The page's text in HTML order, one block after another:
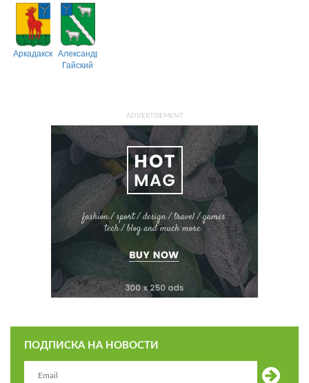
АркадакскийАлександрово-
Гайский
ADVERTISEMENT
ПОДПИСКА НА НОВОСТИ